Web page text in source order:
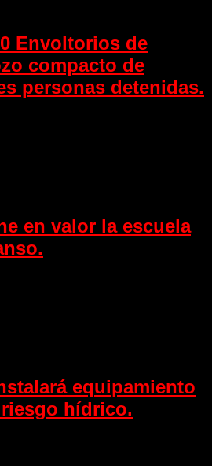
Envoltorios de
compacto de
personas detenidas.
en valor la escuela
equipamiento
hídrico.